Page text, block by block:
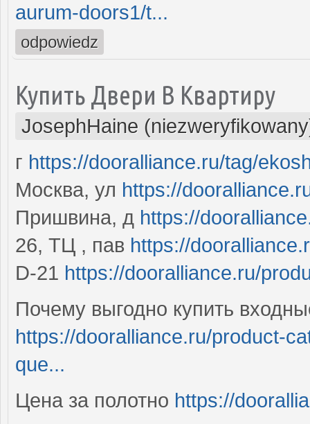
aurum-doors1/t...
odpowiedz
Купить Двери В Квартиру
JosephHaine
г https://dooralliance.ru/tag/
Москва, ул https://
Пришвина, д https://
26, ТЦ , пав https://
D-21 https://dooralliance.ru/
Почему выгодно купить
https://dooralliance.ru/product-
que...
Цена за полотно https://